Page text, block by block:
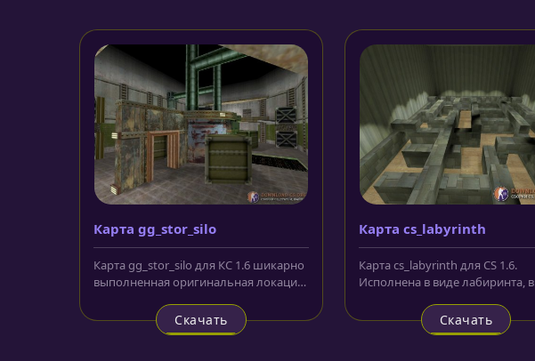
Карта gg_stor_silo
Карта gg_stor_silo для КС 1.6 шикарно
выполненная оригинальная локация,
Скачать
Карта cs_labyrinth
Карта cs_labyrinth для CS 1.6.
Исполнена в виде лабиринта, в
противника...
Скачать